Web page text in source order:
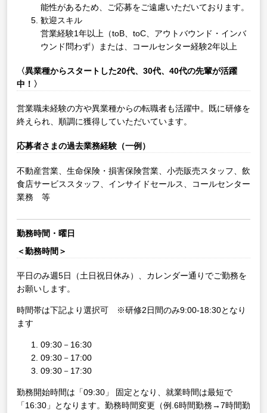
能性があるため、ご応募をご遠慮いただいております。
歓迎スキル
営業経験1年以上（toB、toC、アウトバウンド・インバ
ウンド問わず）または、コールセンター経験2年以上
〈異業種からスタートした20代、30代、40代の先輩が活躍
中！〉
営業職未経験の方や異業種からの転職者も活躍中。既に研修を
終えられ、順調に獲得していただいています。
応募者さまの過去業務経験（一例）
不動産営業、生命保険・損害保険営業、小売販売スタッフ、飲
食店サービススタッフ、インサイドセールス、コールセンター
業務 等
勤務時間・曜日
＜勤務時間＞
平日のみ週5日（土日祝日休み）、カレンダー通りでご勤務を
お願いします。
時間帯は下記より選択可 ※研修2日間のみ9:00-18:30となり
ます
09:30－16:30
09:30－17:00
09:30－17:30
勤務開始時間は「09:30」 固定となり、就業時間は最短で
「16:30」となります。勤務時間変更（例.6時間勤務→7時間勤